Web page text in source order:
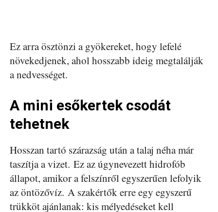
Ez arra ösztönzi a gyökereket, hogy lefelé
növekedjenek, ahol hosszabb ideig megtalálják
a nedvességet.
A mini esőkertek csodát
tehetnek
Hosszan tartó szárazság után a talaj néha már
taszítja a vizet. Ez az úgynevezett hidrofób
állapot, amikor a felszínről egyszerűen lefolyik
az öntözővíz. A szakértők erre egy egyszerű
trükköt ajánlanak: kis mélyedéseket kell